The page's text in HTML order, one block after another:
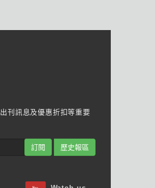
刊訊息及優惠折扣等重要
訂閱 歷史報區